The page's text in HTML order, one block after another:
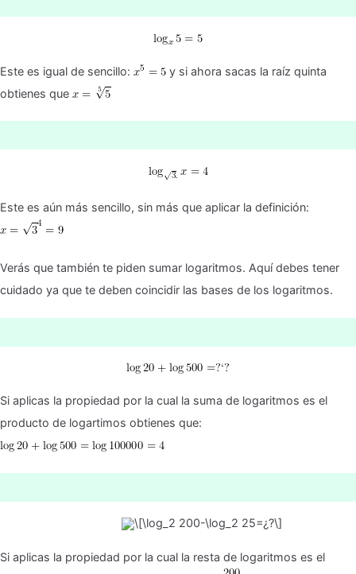
Este es igual de sencillo:
y si ahora sacas la raíz quinta
obtienes que
Este es aún más sencillo, sin más que aplicar la definición:
Verás que también te piden sumar logaritmos. Aquí debes tener
cuidado ya que te deben coincidir las bases de los logaritmos.
Si aplicas la propiedad por la cual la suma de logaritmos es el
producto de logartimos obtienes que:
Si aplicas la propiedad por la cual la resta de logaritmos es el